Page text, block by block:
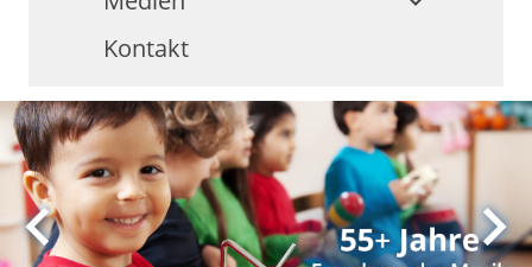
Kontakt
keyboard_arrow_left keyboard_arrow_right